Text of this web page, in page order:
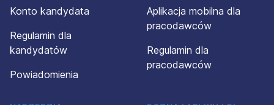
Konto kandydata
Regulamin dla
kandydatów
Powiadomienia
Aplikacja mobilna dla
pracodawców
Regulamin dla
pracodawców